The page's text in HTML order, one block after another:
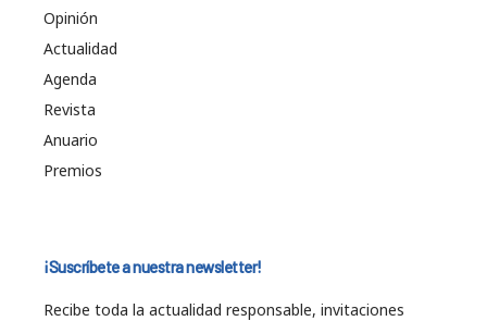
Opinión
Actualidad
Agenda
Revista
Anuario
Premios
¡Suscríbete a nuestra newsletter!
Recibe toda la actualidad responsable, invitaciones